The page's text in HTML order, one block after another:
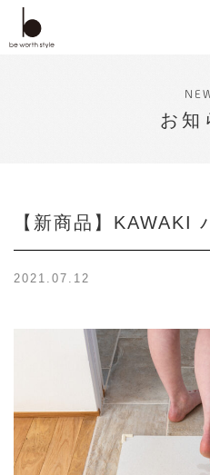
ブランド
会社
お問い
お知
【新商品】KAWAKI
2021.07.12